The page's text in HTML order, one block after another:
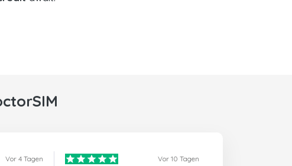
Vor 4 Tagen Vor 10 Tagen